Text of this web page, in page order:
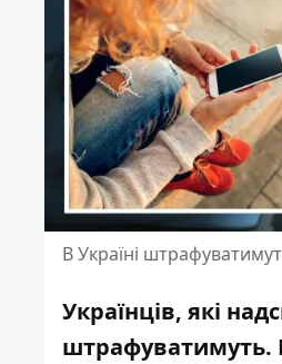
В Україні
Українців, які
штрафуватимуть.